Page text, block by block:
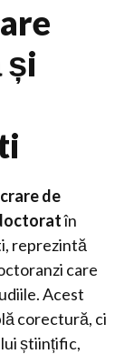
și
de
în
reprezintă
care
Acest
corectură, ci
științific,